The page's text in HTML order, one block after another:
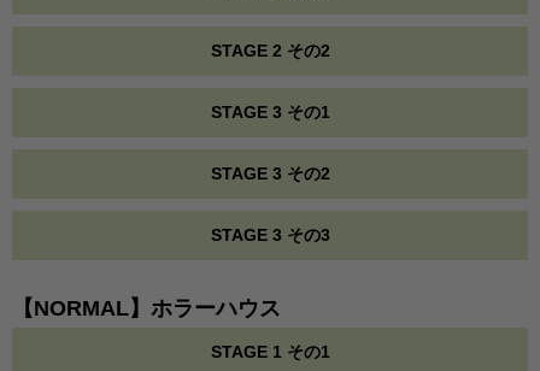
STAGE 2 その2
STAGE 3 その1
STAGE 3 その2
STAGE 3 その3
【NORMAL】ホラーハウス
STAGE 1 その1